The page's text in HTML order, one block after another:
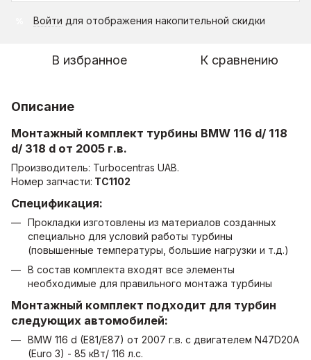
Войти для отображения накопительной скидки
В избранное К сравнению
Описание
Монтажный комплект турбины BMW 116 d/ 118
d/ 318 d от 2005 г.в.
Производитель: Turbocentras UAB.
Номер запчасти: ТС1102
Спецификация:
Прокладки изготовлены из материалов созданных
специально для условий работы турбины
(повышенные температуры, большие нагрузки и т.д.)
В состав комплекта входят все элементы
необходимые для правильного монтажа турбины
Монтажный комплект подходит для турбин
следующих автомобилей:
BMW 116 d (E81/E87) от 2007 г.в. с двигателем N47D20A
(Euro 3) - 85 кВт/ 116 л.с.